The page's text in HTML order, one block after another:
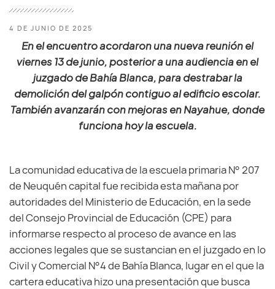
4 DE JUNIO DE 2025
En el encuentro acordaron una nueva reunión el
viernes 13 de junio, posterior a una audiencia en el
juzgado de Bahía Blanca, para destrabar la
demolición del galpón contiguo al edificio escolar.
También avanzarán con mejoras en Nayahue, donde
funciona hoy la escuela.
La comunidad educativa de la escuela primaria N° 207
de Neuquén capital fue recibida esta mañana por
autoridades del Ministerio de Educación, en la sede
del Consejo Provincial de Educación (CPE) para
informarse respecto al proceso de avance en las
acciones legales que se sustancian en el juzgado en lo
Civil y Comercial N°4 de Bahía Blanca, lugar en el que la
cartera educativa hizo una presentación que busca